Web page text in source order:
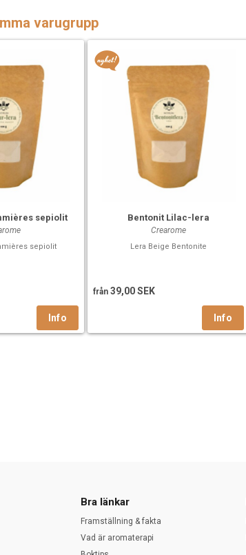
varugrupp
sepiolit
sepiolit
Bentonit Lilac-lera
Crearome
Lera Beige Bentonite
från 39,00 SEK
Bra länkar
Framställning & fakta
Vad är aromaterapi